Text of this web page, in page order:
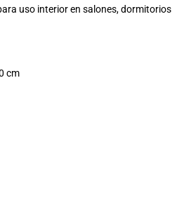
uso interior en salones, dormitorios
cm